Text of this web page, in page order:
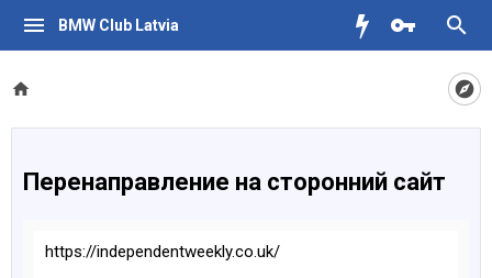
BMW Club Latvia
Перенаправление на сторонний сайт
https://independentweekly.co.uk/